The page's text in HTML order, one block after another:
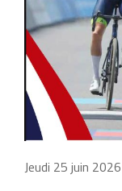
Jeudi 25 juin 2026